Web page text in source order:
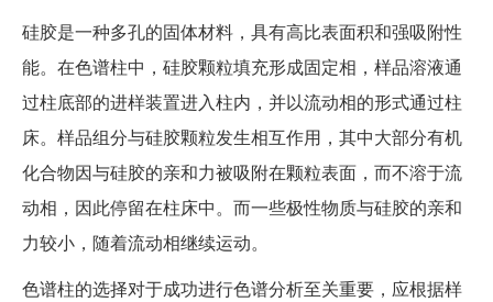
硅胶是一种多孔的固体材料，具有高比表面积和强吸附性
能。在色谱柱中，硅胶颗粒填充形成固定相，样品溶液通
过柱底部的进样装置进入柱内，并以流动相的形式通过柱
床。样品组分与硅胶颗粒发生相互作用，其中大部分有机
化合物因与硅胶的亲和力被吸附在颗粒表面，而不溶于流
动相，因此停留在柱床中。而一些极性物质与硅胶的亲和
力较小，随着流动相继续运动。
色谱柱的选择对于成功进行色谱分析至关重要，应根据样